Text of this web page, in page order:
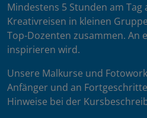
Mindestens 5 Stunden am
Kreativreisen in kleinen
Top-Dozenten zusammen. An
inspirieren wird.
Unsere Malkurse und
Anfänger und an
Hinweise bei der